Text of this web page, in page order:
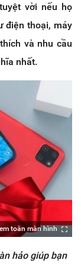
vời nếu họ
điện thoại, máy
và nhu cầu
nhất.
toàn màn hình
hảo giúp bạn